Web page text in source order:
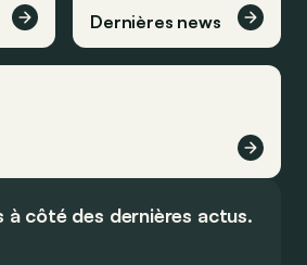
Dernières news
à côté des dernières actus.